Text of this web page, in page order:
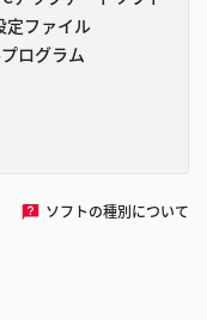
定ファイル
ログラム
ソフトの種別について